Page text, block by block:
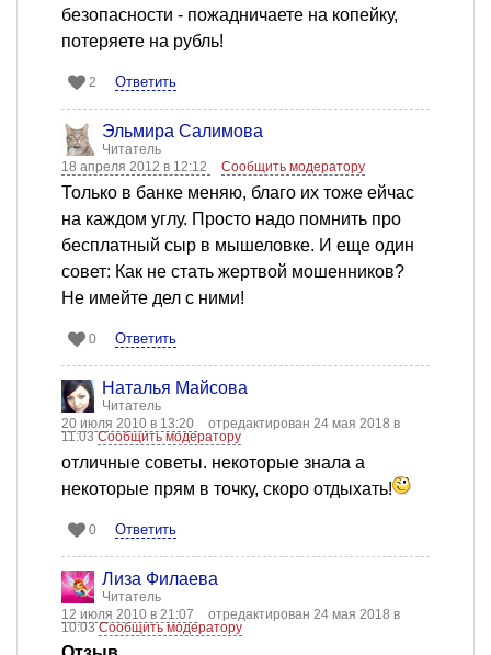
безопасности - пожадничаете на копейку,
потеряете на рубль!
2 Ответить
Эльмира Салимова
Читатель
18 апреля 2012 в 12:12
Сообщить модератору
Только в банке меняю, благо их тоже ейчас
на каждом углу. Просто надо помнить про
бесплатный сыр в мышеловке. И еще один
совет: Как не стать жертвой мошенников?
Не имейте дел с ними!
0 Ответить
Наталья Майсова
Читатель
20 июля 2010 в 13:20
отредактирован 24 мая 2018 в
11:03Сообщить модератору
отличные советы. некоторые знала а
некоторые прям в точку, скоро отдыхать!
0 Ответить
Лиза Филаева
Читатель
12 июля 2010 в 21:07
отредактирован 24 мая 2018 в
10:03Сообщить модератору